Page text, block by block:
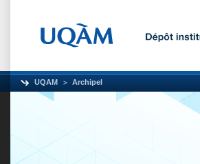
UQAM Archipel